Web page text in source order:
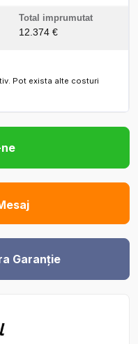
Total imprumutat
12.374 €
Pot exista alte costuri
Garanție